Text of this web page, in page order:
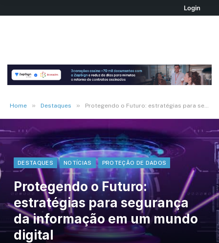
Login
Home » Destaques » Protegendo o Futuro: estratégias para segurança da informação em um mundo digital
DESTAQUES NOTÍCIAS PROTEÇÃO DE DADOS
Protegendo o Futuro:
estratégias para segurança
da informação em um mundo
digital